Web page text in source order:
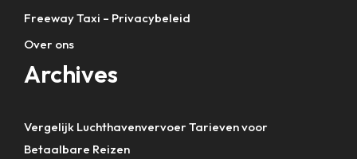
Freeway Taxi – Privacybeleid
Over ons
Archives
Vergelijk Luchthavenvervoer Tarieven voor
Betaalbare Reizen